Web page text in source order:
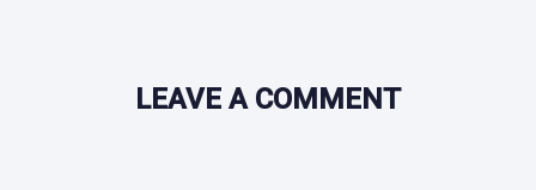
LEAVE A COMMENT